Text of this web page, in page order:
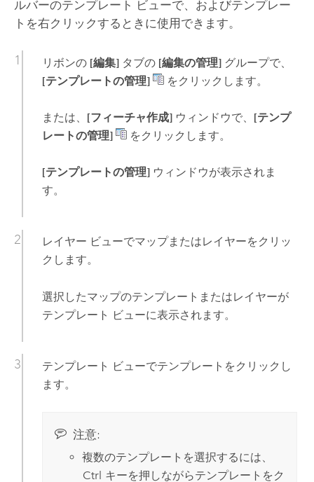
ルバーのテンプレート ビューで、およびテンプレー
トを右クリックするときに使用できます。
リボンの [編集]タブの [編集の管理]グループで、
[テンプレートの管理]
をクリックします。
または、 [フィーチャ作成]ウィンドウで、 [テンプ
レートの管理]
をクリックします。
[テンプレートの管理]ウィンドウが表示されま
す。
レイヤー ビューでマップまたはレイヤーをクリッ
クします。
選択したマップのテンプレートまたはレイヤーが
テンプレート ビューに表示されます。
テンプレート ビューでテンプレートをクリックし
ます。
注意:
複数のテンプレートを選択するには、
Ctrl キーを押しながらテンプレートをク